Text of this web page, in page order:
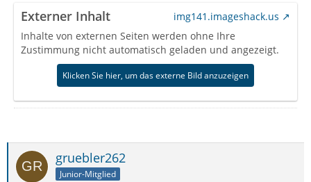
Externer Inhalt
img141.imageshack.us
Inhalte von externen Seiten werden ohne Ihre
Zustimmung nicht automatisch geladen und angezeigt.
Klicken Sie hier, um das externe Bild anzuzeigen
gruebler262
Junior-Mitglied